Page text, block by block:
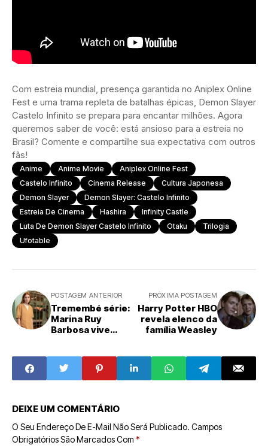
Com estreia mundial, presença garantida no Aniplex Online
Fest e uma trama repleta de batalhas épicas, Demon Slayer
Castelo Infinito se prepara para encantar milhões. Agora
queremos saber de você: está ansioso para a estreia no
Brasil? Comente e compartilhe sua expectativa com outros
fãs!
Anime Anime Movie
Aniplex Online Fest
Castelo Infinito
Cinema Release
Cultura Japonesa
Demon Slayer
Demon Slayer: Castelo Infinito
Estreia De Cinema
Hashira
Infinity Castle
Luta De Demon Slayer Castelo Infinito
Otaku
Trilogia
Ufotable
POSTAGEM ANTERIOR
Tremembé série:
Marina Ruy
Barbosa vive
PRÓXIMA POSTAGEM
Harry Potter HBO
revela elenco da
família Weasley
DEIXE UM COMENTÁRIO
O Seu Endereço De E-Mail Não Será Publicado. Campos
Obrigatórios São Marcados Com *